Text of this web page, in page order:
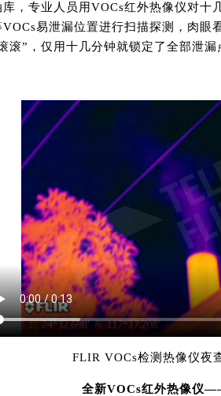
库，专业人员用VOCs红外热像仪对十
VOCs易泄漏位置进行扫描探测，肉眼
滚”，仅用十几分钟就锁定了全部泄漏
FLIR VOCs检测热像仪夜
全新VOCs红外热像仪